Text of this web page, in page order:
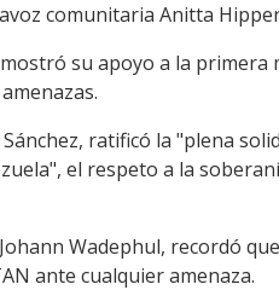
comunitaria Anitta
su apoyo a la primera
ratificó la "plena
el respeto a la
Wadephul, recordó
ante cualquier amenaza.